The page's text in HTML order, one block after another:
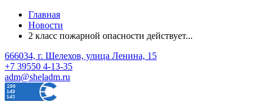
Главная
Новости
2 класс пожарной опасности действует...
666034, г. Шелехов, улица Ленина, 15
+7 39550 4-13-35
adm@sheladm.ru